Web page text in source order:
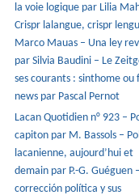
la voie logique par Lilia
Crispr lalangue, crispr
Marco Mauas – Una ley
par Silvia Baudini – Le
ses courants : sinthome ou
news par Pascal Pernot
Lacan Quotidien n° 923 –
capiton par M. Bassols –
lacanienne, aujourd’hui et
demain par P.-G. Guéguen
corrección política y sus